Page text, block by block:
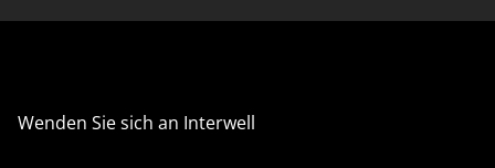
Wenden Sie sich an Interwell